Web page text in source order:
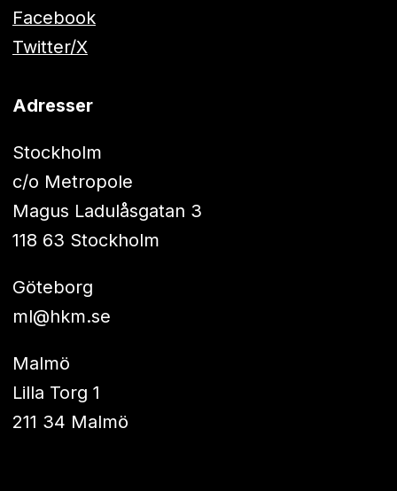
Facebook
Twitter/X
Adresser
Stockholm
c/o Metropole
Magus Ladulåsgatan 3
118 63 Stockholm
Göteborg
ml@hkm.se
Malmö
Lilla Torg 1
211 34 Malmö